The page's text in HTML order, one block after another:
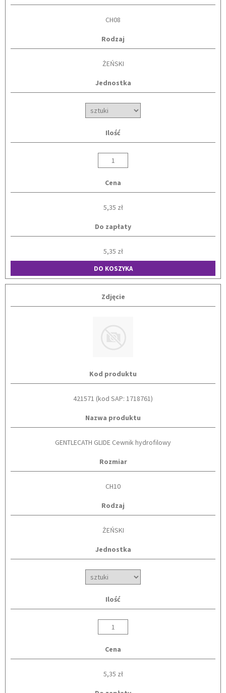
CH08
Rodzaj
ŻEŃSKI
Jednostka
Ilość
Cena
5,35 zł
Do zapłaty
5,35 zł
DO KOSZYKA
Zdjęcie
Kod produktu
421571 (kod SAP: 1718761)
Nazwa produktu
GENTLECATH GLIDE Cewnik hydrofilowy
Rozmiar
CH10
Rodzaj
ŻEŃSKI
Jednostka
Ilość
Cena
5,35 zł